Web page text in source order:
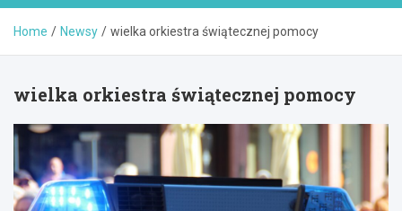
Home Newsy wielka orkiestra świątecznej pomocy
wielka orkiestra świątecznej pomocy